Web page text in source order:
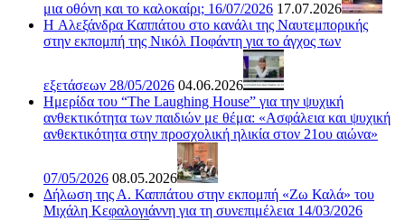
μια οθόνη και το καλοκαίρι; 16/07/2026 17.07.2026
H Αλεξάνδρα Καππάτου στο κανάλι της Ναυτεμπορικής
στην εκπομπή της Νικόλ Ποφάντη για το άγχος των
εξετάσεων 28/05/2026 04.06.2026
Ημερίδα του “The Laughing House” για την ψυχική
ανθεκτικότητα των παιδιών με θέμα: «Ασφάλεια και ψυχική
ανθεκτικότητα στην προσχολική ηλικία στον 21ου αιώνα»
07/05/2026 08.05.2026
Δήλωση της Α. Καππάτου στην εκπομπή «Ζω Καλά» του
Μιχάλη Κεφαλογιάννη για τη συνεπιμέλεια 14/03/2026